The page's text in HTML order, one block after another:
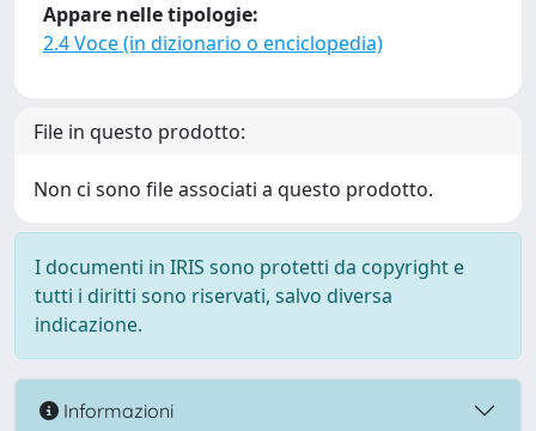
Appare nelle tipologie:
2.4 Voce (in dizionario o enciclopedia)
File in questo prodotto:
Non ci sono file associati a questo prodotto.
I documenti in IRIS sono protetti da copyright e
tutti i diritti sono riservati, salvo diversa
indicazione.
Informazioni